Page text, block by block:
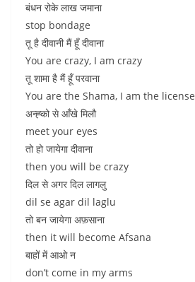
बंधन रोके लाख जमाना
stop bondage
तू है दीवानी मैं हूँ दीवाना
You are crazy, I am crazy
तू शामा है मैं हूँ परवाना
You are the Shama, I am the license
अन्ह्को से आँखे मिलौ
meet your eyes
तो हो जायेगा दीवाना
then you will be crazy
दिल से अगर दिल लागलु
dil se agar dil laglu
तो बन जायेगा अफ़साना
then it will become Afsana
बाहों में आओ न
don’t come in my arms